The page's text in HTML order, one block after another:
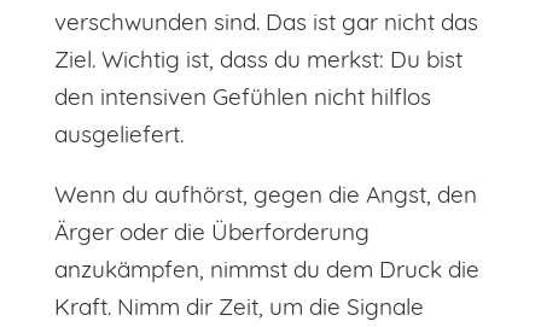
verschwunden sind. Das ist gar nicht das
Ziel. Wichtig ist, dass du merkst: Du bist
den intensiven Gefühlen nicht hilflos
ausgeliefert.
Wenn du aufhörst, gegen die Angst, den
Ärger oder die Überforderung
anzukämpfen, nimmst du dem Druck die
Kraft. Nimm dir Zeit, um die Signale